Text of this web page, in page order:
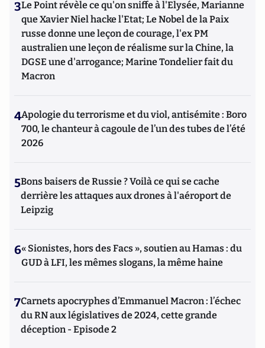
3Le Point révèle ce qu'on sniffe à l'Elysée, Marianne
que Xavier Niel hacke l'Etat; Le Nobel de la Paix
russe donne une leçon de courage, l'ex PM
australien une leçon de réalisme sur la Chine, la
DGSE une d'arrogance; Marine Tondelier fait du
Macron
4Apologie du terrorisme et du viol, antisémite : Boro
700, le chanteur à cagoule de l’un des tubes de l’été
2026
5Bons baisers de Russie ? Voilà ce qui se cache
derrière les attaques aux drones à l'aéroport de
Leipzig
6« Sionistes, hors des Facs », soutien au Hamas : du
GUD à LFI, les mêmes slogans, la même haine
7Carnets apocryphes d’Emmanuel Macron : l’échec
du RN aux législatives de 2024, cette grande
déception - Episode 2